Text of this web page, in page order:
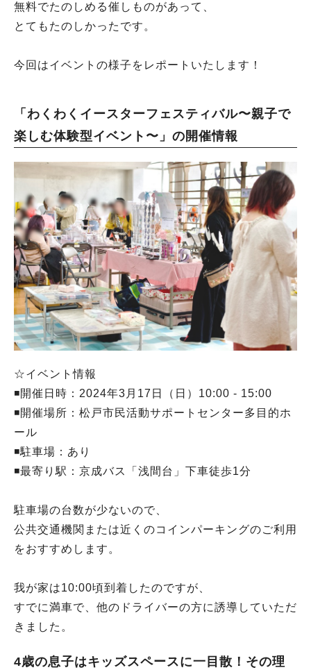
無料でたのしめる催しものがあって、
とてもたのしかったです。
今回はイベントの様子をレポートいたします！
「わくわくイースターフェスティバル〜親子で
楽しむ体験型イベント〜」の開催情報
☆イベント情報
◾️開催日時：2024年3月17日（日）10:00 - 15:00
◾️開催場所：松戸市民活動サポートセンター多目的ホ
ール
◾️駐車場：あり
◾️最寄り駅：京成バス「浅間台」下車徒歩1分
駐車場の台数が少ないので、
公共交通機関または近くのコインパーキングのご利用
をおすすめします。
我が家は10:00頃到着したのですが、
すでに満車で、他のドライバーの方に誘導していただ
きました。
4歳の息子はキッズスペースに一目散！その理